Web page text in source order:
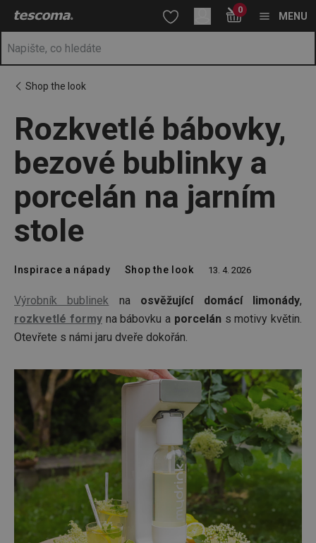
Nacházíte se na stránce Rozkvetlé bábovky, bezové bublinky a
Přejít na hlavní obsah
Přejít na vyhledávání
Přejít na navigaci 0
MENU
Shop the look
Rozkvetlé bábovky,
bezové bublinky a
porcelán na jarním
stole
Inspirace a nápady Shop the look 13. 4. 2026
Výrobník bublinek na osvěžující domácí limonády,
rozkvetlé formyna bábovku a porcelán s motivy květin.
Otevřete s námi jaru dveře dokořán.